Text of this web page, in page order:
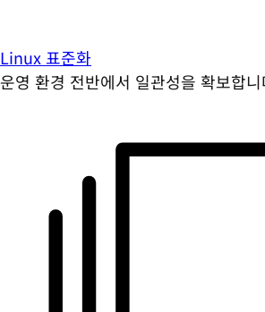
Linux 표준화
운영 환경 전반에서 일관성을 확보합